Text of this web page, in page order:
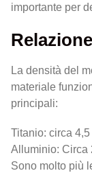
importante per
La densità del
materiale
principali:
Titanio: circa
Alluminio: Circa
Sono molto più